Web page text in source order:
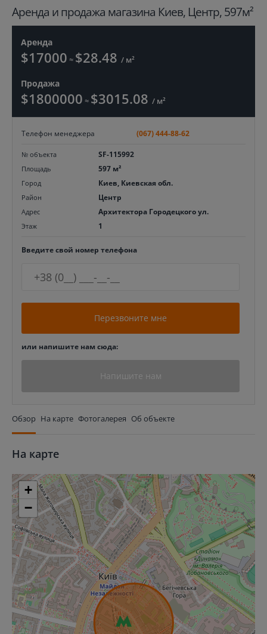
Aренда и продажа магазина Киев, Центр, 597м²
Аренда
$17000 ≈ $28.48 / м²
Продажа
$1800000 ≈ $3015.08 / м²
Телефон менеджера (067) 444-88-62
№ объекта SF-115992
Площадь 597 м²
Город Киев, Киевская обл.
Район Центр
Адрес Архитектора Городецкого ул.
Этаж 1
Введите свой номер телефона
Перезвоните мне
или напишите нам сюда:
Напишите нам
Обзор На карте Фотогалерея Об объекте
На карте
+
−